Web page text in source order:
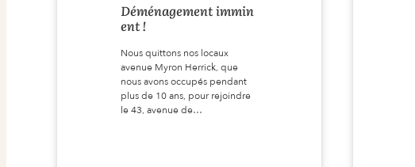
Déménagement immin
ent !
Nous quittons nos locaux
avenue Myron Herrick, que
nous avons occupés pendant
plus de 10 ans, pour rejoindre
le 43, avenue de…